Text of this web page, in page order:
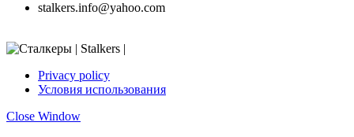
stalkers.info@yahoo.com
Privacy policy
Условия использования
Close Window